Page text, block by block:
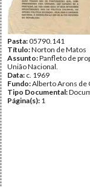
Pasta:05790.141
Título:Norton de Matos
Assunto:Panfleto de
União Nacional.
Data: c. 1969
Fundo:Alberto Arons de
Tipo Documental:
Página(s): 1